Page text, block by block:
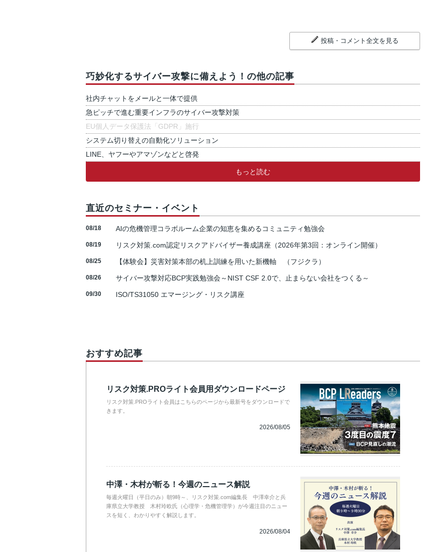
投稿・コメント全文を見る
巧妙化するサイバー攻撃に備えよう！の他の記事
社内チャットをメールと一体で提供
急ピッチで進む重要インフラのサイバー攻撃対策
EU個人データ保護法「GDPR」施行
システム切り替えの自動化ソリューション
LINE、ヤフーやアマゾンなどと啓発
もっと読む
直近のセミナー・イベント
08/18 AIの危機管理コラボルーム企業の知恵を集めるコミュニティ勉強会
08/19 リスク対策.com認定リスクアドバイザー養成講座（2026年第3回：オンライン開催）
08/25 【体験会】災害対策本部の机上訓練を用いた新機軸 （フジクラ）
08/26 サイバー攻撃対応BCP実践勉強会～NIST CSF 2.0で、止まらない会社をつくる～
09/30 ISO/TS31050 エマージング・リスク講座
おすすめ記事
リスク対策.PROライト会員用ダウンロードページ
リスク対策.PROライト会員はこちらのページから最新号をダウンロードで
きます。
2026/08/05
中澤・木村が斬る！今週のニュース解説
毎週火曜日（平日のみ）朝9時～、リスク対策.com編集長 中澤幸介と兵
庫県立大学教授 木村玲欧氏（心理学・危機管理学）が今週注目のニュー
スを短く、わかりやすく解説します。
2026/08/04